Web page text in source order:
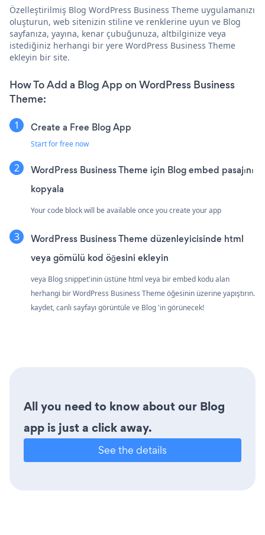
Özelleştirilmiş Blog WordPress Business Theme uygulamanızı
oluşturun, web sitenizin stiline ve renklerine uyun ve Blog
sayfanıza, yayına, kenar çubuğunuza, altbilginize veya
istediğiniz herhangi bir yere WordPress Business Theme
ekleyin bir site.
How To Add a Blog App on WordPress Business
Theme:
Create a Free Blog App
Start for free now
WordPress Business Theme için Blog embed pasajını
kopyala
Your code block will be available once you create your app
WordPress Business Theme düzenleyicisinde html
veya gömülü kod öğesini ekleyin
veya Blog snippet'inin üstüne html veya bir embed kodu alan
herhangi bir WordPress Business Theme öğesinin üzerine yapıştırın.
kaydet, canlı sayfayı görüntüle ve Blog 'in görünecek!
All you need to know about our Blog
app is just a click away.
See the details